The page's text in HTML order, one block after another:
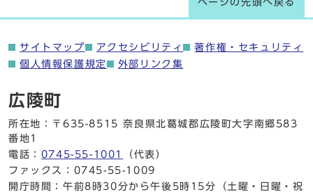
ページの先頭へ戻る
サイトマップ アクセシビリティ
著作権・セキュリティ
個人情報保護規定
外部リンク集
広陵町
所在地：〒635-8515 奈良県北葛城郡広陵町大字南郷583
番地1
電話： 0745-55-1001
（代表）
ファックス：0745-55-1009
開庁時間：午前8時30分から午後5時15分（土曜・日曜・祝